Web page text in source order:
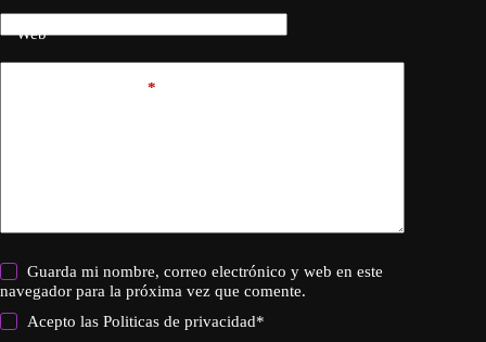
Web
*
Guarda mi nombre, correo electrónico y web en este
navegador para la próxima vez que comente.
Acepto lasPoliticas de privacidad*